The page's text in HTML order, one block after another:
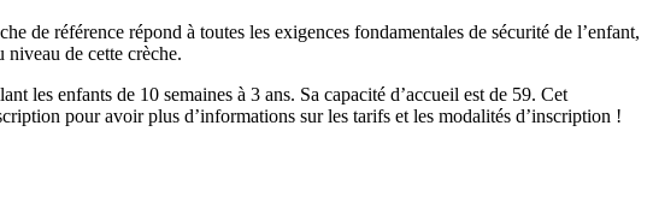
de référence répond à toutes les exigences fondamentales de sécurité de l’enfant,
niveau de cette crèche.
enfants de 10 semaines à 3 ans. Sa capacité d’accueil est de 59. Cet
pour avoir plus d’informations sur les tarifs et les modalités d’inscription !